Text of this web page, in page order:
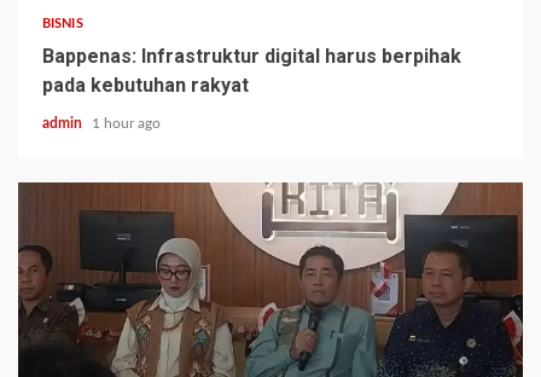
BISNIS
Bappenas: Infrastruktur digital harus berpihak
pada kebutuhan rakyat
admin 1 hour ago